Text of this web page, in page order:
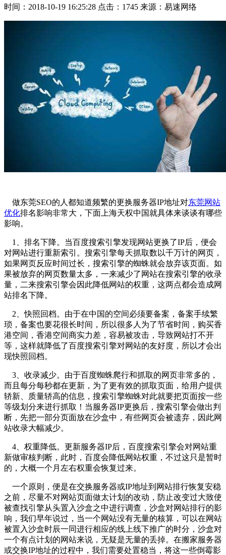
时间：2018-10-19 16:25:28 点击：1745 来源：易速网络
做东莞SEO的人都知道频繁的更换服务器IP地址对东莞网站
优化排名影响非常大，下面上海天权中国就具体来谈谈有哪些
影响。
1、排名下降。当百度搜索引擎发现网站更换了IP后，便会
对网站进行重新索引。搜索引擎每天抓取数以千万计的网页，
如果网页反应时间过长，搜索引擎的蜘蛛就会放弃该页面。如
果被放弃的网页数量太多，一来减少了网站在搜索引擎的收录
量，二来搜索引擎会因此降低网站的权重，这两点都会造成网
站排名下降。
2、快照回档。由于在中国的空间必须要备案，备案手续繁
琐，备案也要花很长时间，所以很多人为了节省时间，购买香
港空间，香港空间商实力差，容易被攻击，导致网站打不开
等，这样就降低了百度搜索引擎对网站的友好度，所以才会出
现快照回档。
3、收录减少。由于百度蜘蛛爬行和抓取的网页非常多的，
而且每分每秒都在更新，为了更有效的抓取页面，给用户提供
轿新、质量轿高的信息，搜索引擎蜘蛛对此就要把页面按一些
等级划分来进行抓取！当服务器IP更换后，搜索引擎会做出判
断，先把一部分页面放在沙盒中，有些网页会被遗弃，因此网
站收录大幅减少。
4、权重降低。更新服务器IP后，百度搜索引擎会对网站重
新做审核判断，此时，百度会降低网站权重，不过这只是暂时
的，大概一个月左右权重会恢复过来。
一个原则，便是在交换服务器或IP地址到网站排行恢复安稳
之前，尽量不对网站页面做太计划的改动，防止改变过大致使
被查找引擎从头置入沙盒之中进行调查，沙盒对网站排行的影
响，我们早年说过，当一个网站没有无量的核算，可以在网站
被置入沙盒时辰一同进行相应的线上线下推广的时分，沙盒对
一个有点计划的网站来说，无疑是无量的丢掉。在搬家服务器
或交换IP地址的过程中，我们需要处置稳当，将这一些倒霉影